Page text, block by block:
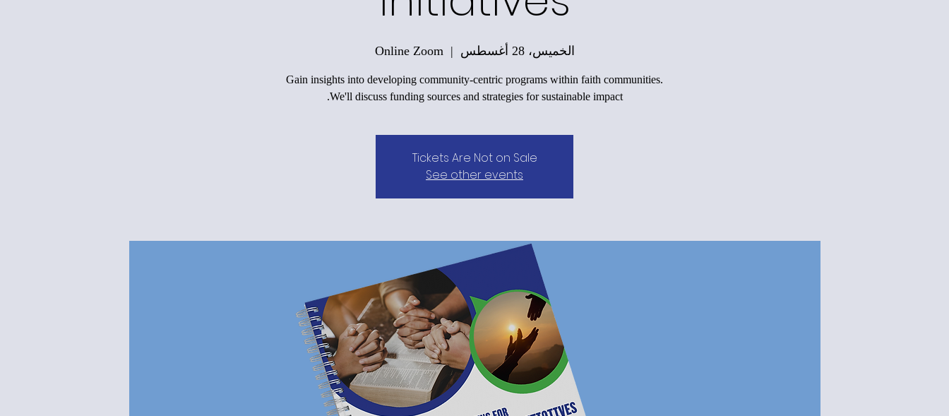
الخميس، 28 أغسطس
  |
Online Zoom
Gain insights into developing community-centric programs within faith communities.
We'll discuss funding sources and strategies for sustainable impact.
Tickets Are Not on Sale
See other events